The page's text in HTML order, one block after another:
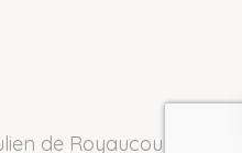
de Royaucourt